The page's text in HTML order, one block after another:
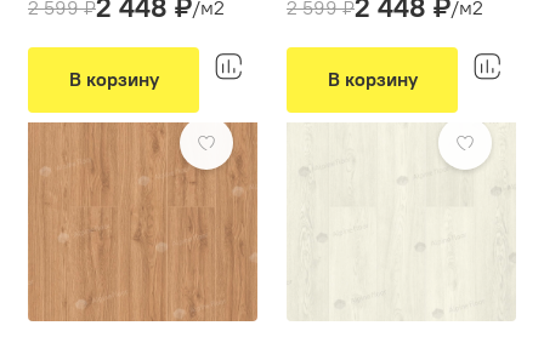
Производитель:Alpine Floor
Классическая укладка
Фаска:4V
2 599 ₽ /м2
В корзину
Вид укладки:
Классическая укладка
Цвет:Бежевый
2 599 ₽ /м2
В корзину